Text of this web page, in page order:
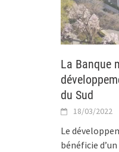
La Banque
du Sud
18/03/2022
Le
bénéficie